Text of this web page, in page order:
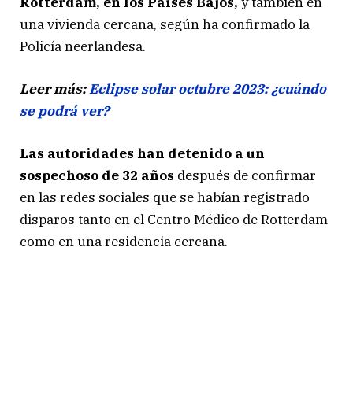
una vivienda cercana, según ha confirmado la
Policía neerlandesa.
Leer más:Eclipse solar octubre 2023: ¿cuándo
se podrá ver?
Las autoridades han detenido a un
sospechoso de 32 años después de confirmar
en las redes sociales que se habían registrado
disparos tanto en el Centro Médico de Rotterdam
como en una residencia cercana.